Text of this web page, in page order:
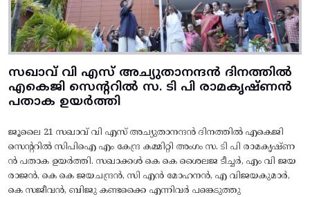
സഖാവ് വി എസ് അച്യുതാനന്ദൻ ദിനത്തിൽ
എകെജി സെന്ററിൽ സ. ടി പി രാമകൃഷ്‌ണൻ
പതാക ഉയർത്തി
ജൂലൈ 21 സഖാവ് വി എസ് അച്യുതാനന്ദൻ ദിനത്തിൽ എകെജി
സെന്ററിൽ സിപിഐ എം കേന്ദ്ര കമ്മിറ്റി അംഗം സ. ടി പി രാമകൃഷ്‌ണ
ൻ പതാക ഉയർത്തി. സഖാക്കൾ കെ കെ ശൈലജ ടീച്ചർ, എം വി ജയ
രാജൻ, കെ കെ ജയചന്ദ്രൻ, സി എൻ മോഹനൻ, എ വിജയകുമാർ,
കെ സജീവൻ, ബിജു കണ്ടക്കൈ എന്നിവർ പങ്കെടുത്തു